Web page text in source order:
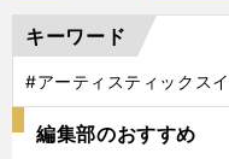
キーワード
#アーティスティックス
編集部のおすすめ